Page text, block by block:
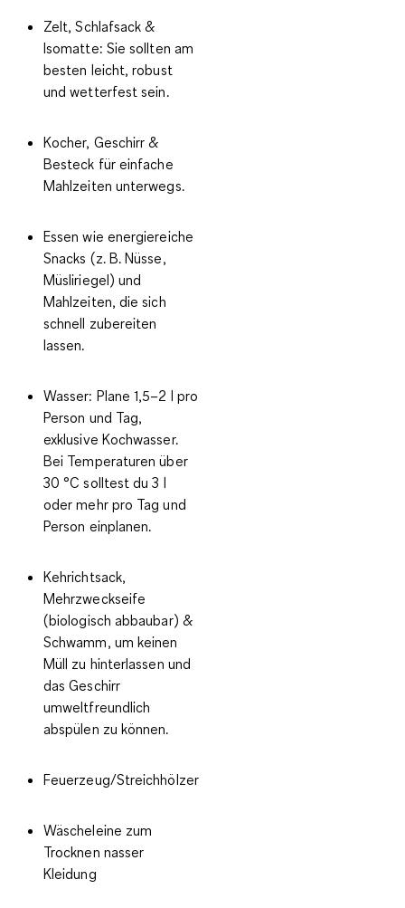
Zelt, Schlafsack &
Isomatte: Sie sollten am
besten leicht, robust
und wetterfest sein.
Kocher, Geschirr &
Besteck für einfache
Mahlzeiten unterwegs.
Essen wie energiereiche
Snacks (z. B. Nüsse,
Müsliriegel) und
Mahlzeiten, die sich
schnell zubereiten
lassen.
Wasser: Plane1,5–2 l pro
Person und Tag,
exklusive Kochwasser.
Bei Temperaturen über
30 °C solltest du 3 l
oder mehr pro Tag und
Person einplanen.
Kehrichtsack,
Mehrzweckseife
(biologisch abbaubar) &
Schwamm, um keinen
Müll zu hinterlassen und
das Geschirr
umweltfreundlich
abspülen zu können.
Feuerzeug/Streichhölzer
Wäscheleine zum
Trocknen nasser
Kleidung